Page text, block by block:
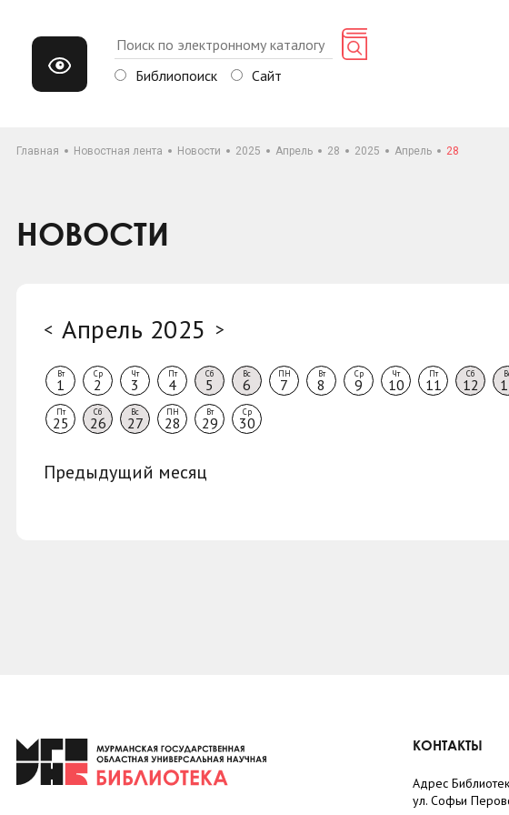
Библиопоиск Сайт
Главная Новостная лента Новости 2025 Апрель 28 2025 Апрель 28
НОВОСТИ
< Апрель 2025 >
Вт
1
Ср
2
Чт
3
Пт
4
Сб
5
Вс
6
ПН
7
Вт
8
Ср
9
Чт
10
Пт
11
Сб
12
Пт
25
Сб
26
Вс
27
ПН
28
Вт
29
Ср
30
Предыдущий месяц
КОНТАКТЫ
Адрес
ул. Софьи